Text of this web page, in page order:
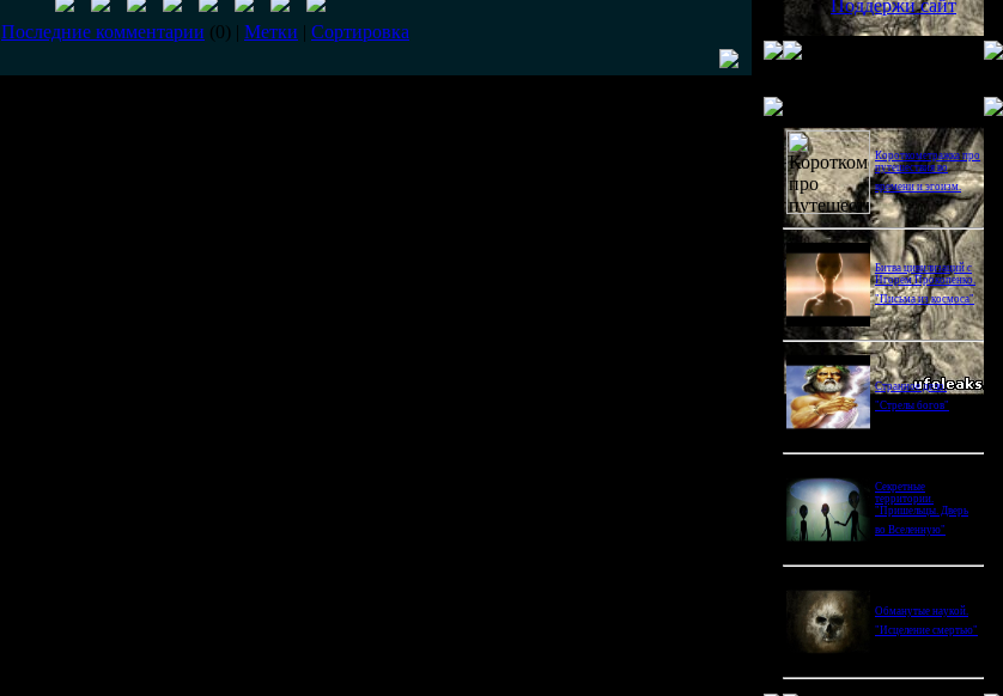
Последние комментарии (0) | Метки | Сортировка
Поддержи сайт
Короткометражка про
путешествия во
времени и эгоизм.
Битва цивилизаций с
Игорем Прокопенко.
"Письма из космоса"
Странное дело.
"Стрелы богов"
Секретные
территории.
"Пришельцы. Дверь
во Вселенную"
Обманутые наукой.
"Исцеление смертью"